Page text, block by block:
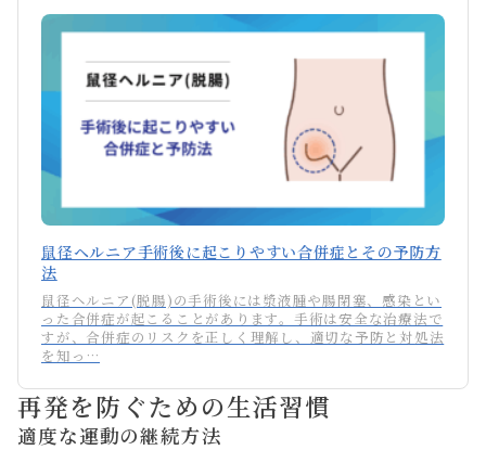
鼠径ヘルニア手術後に起こりやすい合併症とその予防方
法
鼠径ヘルニア(脱腸)の手術後には漿液腫や腸閉塞、感染とい
った合併症が起こることがあります。手術は安全な治療法で
すが、合併症のリスクを正しく理解し、適切な予防と対処法
を知っ…
再発を防ぐための生活習慣
適度な運動の継続方法